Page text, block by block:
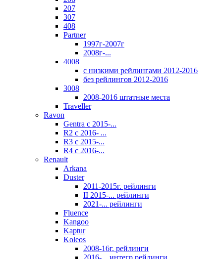
207
307
408
Partner
1997г-2007г
2008г-...
4008
с низкими рейлингами 2012-2016
без рейлингов 2012-2016
3008
2008-2016 штатные места
Traveller
Ravon
Gentra с 2015-...
R2 с 2016- ...
R3 с 2015-...
R4 с 2016-...
Renault
Arkana
Duster
2011-2015г. рейлинги
II 2015-... рейлинги
2021-... рейлинги
Fluence
Kangoo
Kaptur
Koleos
2008-16г. рейлинги
2016-... интегр.рейлинги